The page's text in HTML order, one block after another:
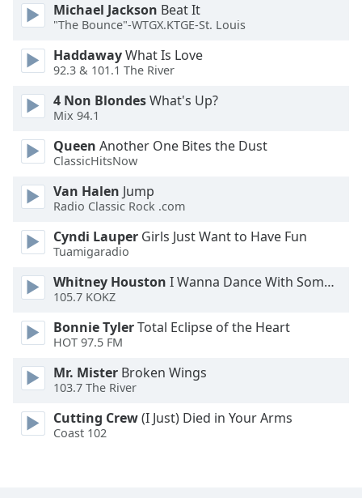
Opacity
Text
Background
Color
Opacity
Caption
Background
Color
Opacity
Font
Size
Text
Edge
Michael Jackson Beat It
"The Bounce"-WTGX.KTGE-St. Louis
HaddawayWhat Is Love
92.3 & 101.1 The River
4 Non BlondesWhat's Up?
Mix 94.1
Queen Another One Bites the Dust
ClassicHitsNow
Van Halen Jump
Radio Classic Rock .com
Cyndi Lauper Girls Just Want to Have Fun
Tuamigaradio
Whitney Houston I Wanna Dance With Somebody
105.7 KOKZ
Bonnie TylerTotal Eclipse of the Heart
HOT 97.5 FM
Mr. Mister Broken Wings
103.7 The River
Cutting Crew(I Just) Died in Your Arms
Coast 102